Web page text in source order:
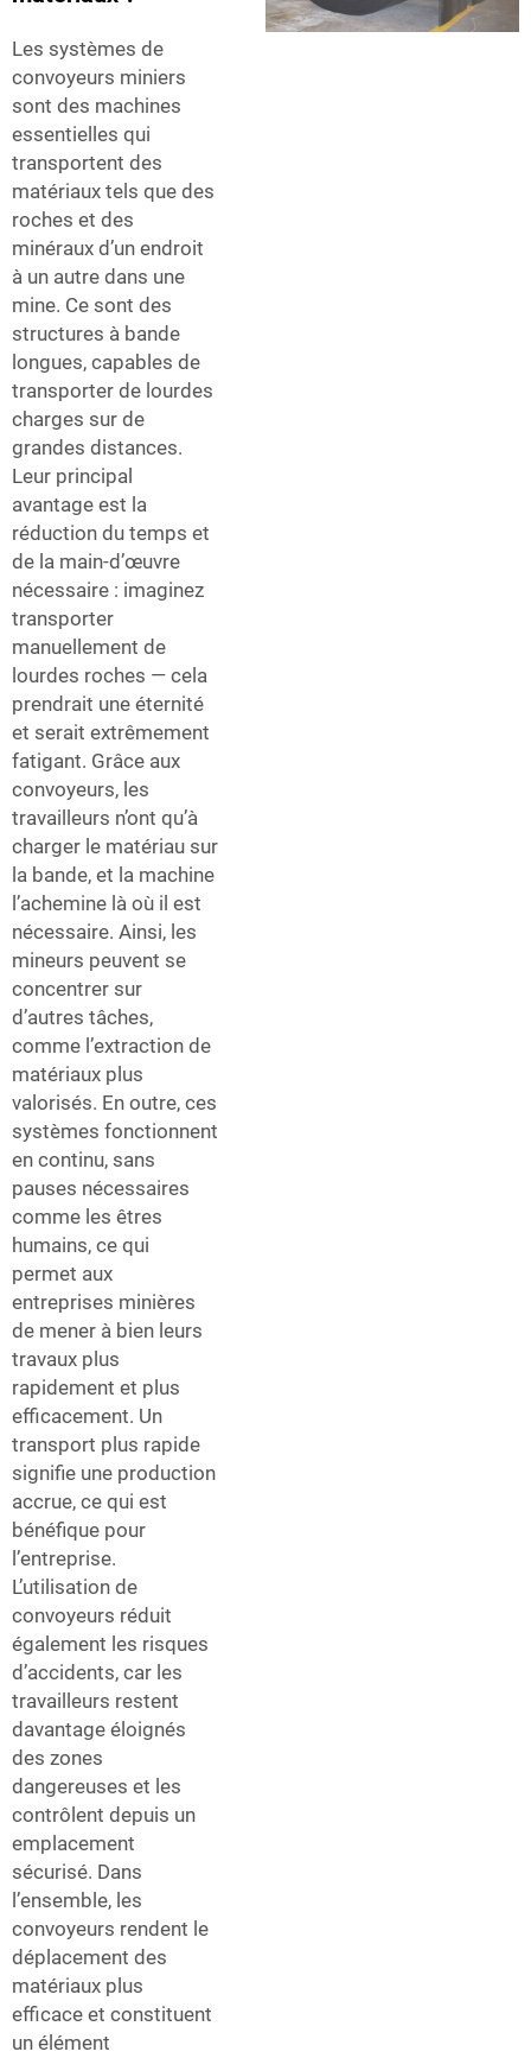
Les systèmes de
convoyeurs miniers
sont des machines
essentielles qui
transportent des
matériaux tels que des
roches et des
minéraux d’un endroit
à un autre dans une
mine. Ce sont des
structures à bande
longues, capables de
transporter de lourdes
charges sur de
grandes distances.
Leur principal
avantage est la
réduction du temps et
de la main-d’œuvre
nécessaire : imaginez
transporter
manuellement de
lourdes roches — cela
prendrait une éternité
et serait extrêmement
fatigant. Grâce aux
convoyeurs, les
travailleurs n’ont qu’à
charger le matériau sur
la bande, et la machine
l’achemine là où il est
nécessaire. Ainsi, les
mineurs peuvent se
concentrer sur
d’autres tâches,
comme l’extraction de
matériaux plus
valorisés. En outre, ces
systèmes fonctionnent
en continu, sans
pauses nécessaires
comme les êtres
humains, ce qui
permet aux
entreprises minières
de mener à bien leurs
travaux plus
rapidement et plus
efficacement. Un
transport plus rapide
signifie une production
accrue, ce qui est
bénéfique pour
l’entreprise.
L’utilisation de
convoyeurs réduit
également les risques
d’accidents, car les
travailleurs restent
davantage éloignés
des zones
dangereuses et les
contrôlent depuis un
emplacement
sécurisé. Dans
l’ensemble, les
convoyeurs rendent le
déplacement des
matériaux plus
efficace et constituent
un élément